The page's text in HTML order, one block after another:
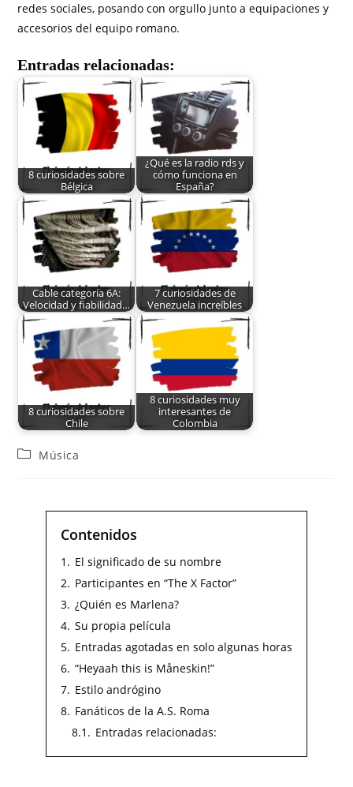
redes sociales, posando con orgullo junto a equipaciones y
accesorios del equipo romano.
Entradas relacionadas:
8 curiosidades sobre
Bélgica
¿Qué es la radio rds y
cómo funciona en
España?
Cable categoría 6A:
Velocidad y fiabilidad…
7 curiosidades de
Venezuela increíbles
8 curiosidades sobre
Chile
8 curiosidades muy
interesantes de
Colombia
Música
Contenidos
1. El significado de su nombre
2. Participantes en “The X Factor”
3. ¿Quién es Marlena?
4. Su propia película
5. Entradas agotadas en solo algunas horas
6. “Heyaah this is Måneskin!”
7. Estilo andrógino
8. Fanáticos de la A.S. Roma
8.1. Entradas relacionadas: